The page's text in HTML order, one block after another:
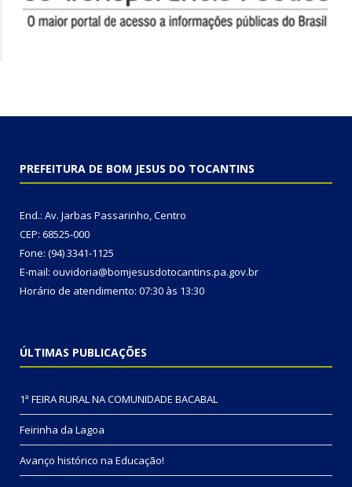
PREFEITURA DE BOM JESUS DO TOCANTINS
End.: Av. Jarbas Passarinho, Centro
CEP: 68525-000
Fone: (94) 3341-1125
E-mail: ouvidoria@bomjesusdotocantins.pa.gov.br
Horário de atendimento: 07:30 às 13:30
ÚLTIMAS PUBLICAÇÕES
1ª FEIRA RURAL NA COMUNIDADE BACABAL
Feirinha da Lagoa
Avanço histórico na Educação!